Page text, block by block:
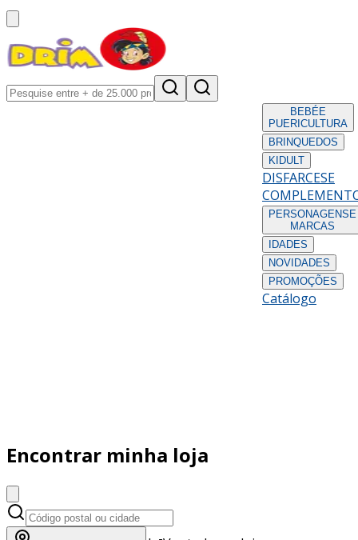
BEBÉE
PUERICULTURA
BRINQUEDOS
KIDULT
DISFARCESE
PERSONAGENS E
MARCAS
IDADES
NOVIDADES
PROMOÇÕES
Catálogo
Encontrar minha loja